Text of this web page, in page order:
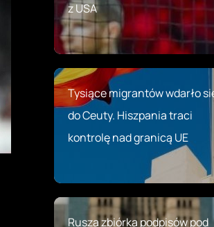
z USA
Tysiące migrantów wdarło
do Ceuty. Hiszpania traci
kontrolę nad granicą UE
Rusza zbiórka podpisów pod